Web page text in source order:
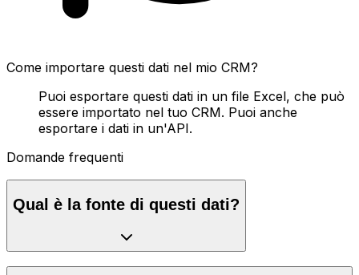
Come importare questi dati nel mio CRM?
Puoi esportare questi dati in un file Excel, che può
essere importato nel tuo CRM. Puoi anche
esportare i dati in un'API.
Domande frequenti
Qual è la fonte di questi dati?